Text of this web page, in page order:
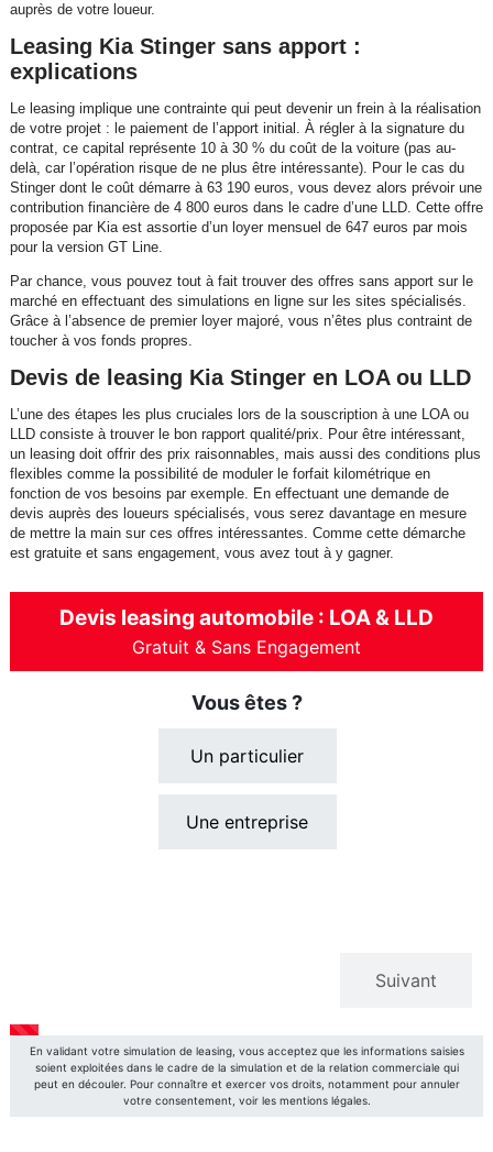
auprès de votre loueur.
Leasing Kia Stinger sans apport :
explications
Le leasing implique une contrainte qui peut devenir un frein à la réalisation
de votre projet : le paiement de l’apport initial. À régler à la signature du
contrat, ce capital représente 10 à 30 % du coût de la voiture (pas au-
delà, car l’opération risque de ne plus être intéressante). Pour le cas du
Stinger dont le coût démarre à 63 190 euros, vous devez alors prévoir une
contribution financière de 4 800 euros dans le cadre d’une LLD. Cette offre
proposée par Kia est assortie d’un loyer mensuel de 647 euros par mois
pour la version GT Line.
Par chance, vous pouvez tout à fait trouver des offres sans apport sur le
marché en effectuant des simulations en ligne sur les sites spécialisés.
Grâce à l’absence de premier loyer majoré, vous n’êtes plus contraint de
toucher à vos fonds propres.
Devis de leasing Kia Stinger en LOA ou LLD
L’une des étapes les plus cruciales lors de la souscription à une LOA ou
LLD consiste à trouver le bon rapport qualité/prix. Pour être intéressant,
un leasing doit offrir des prix raisonnables, mais aussi des conditions plus
flexibles comme la possibilité de moduler le forfait kilométrique en
fonction de vos besoins par exemple. En effectuant une demande de
devis auprès des loueurs spécialisés, vous serez davantage en mesure
de mettre la main sur ces offres intéressantes. Comme cette démarche
est gratuite et sans engagement, vous avez tout à y gagner.